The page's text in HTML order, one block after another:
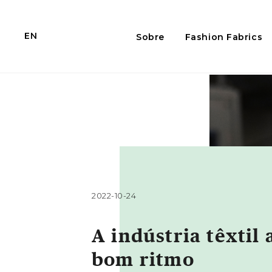
Sobre Fashion Fabrics
EN
2022-10-24
A indústria têxtil
bom ritmo